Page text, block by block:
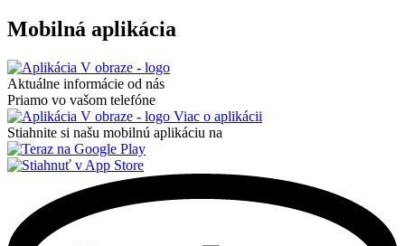
Mobilná aplikácia
Aktuálne informácie od nás
Priamo vo vašom telefóne
Viac o aplikácii
Stiahnite si našu mobilnú aplikáciu na